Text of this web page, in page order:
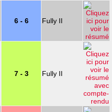
6 - 6 Fully II
7 - 3 Fully II